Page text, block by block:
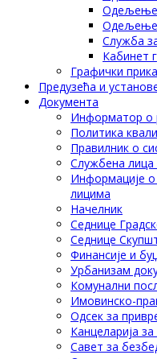
Одељење
Одељење
Служба
Кабинет
Графички
Предузећа и
Документа
Информатор о
Политика
Правилник о
Службена лица
Информације
лицима
Начелник
Седнице
Седнице
Финансије и
Урбанизам
Комунални
Имовинско-
Одсек за
Канцеларија
Савет за